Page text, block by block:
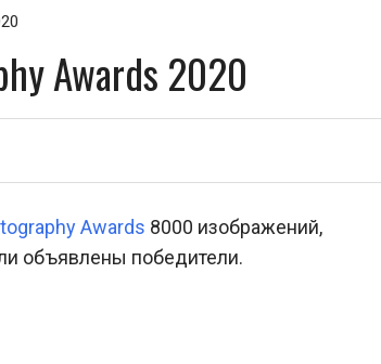
Awards 2020
Awards 8000 изображений,
объявлены победители.